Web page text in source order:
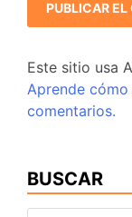
Este sitio usa
Aprende
comentarios.
BUSCAR